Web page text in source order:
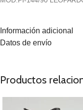
Información adicional
Datos de envío
Productos